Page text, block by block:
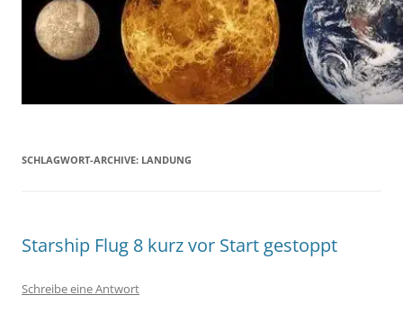
SCHLAGWORT-ARCHIVE: LANDUNG
Starship Flug 8 kurz vor Start gestoppt
Schreibe eine Antwort